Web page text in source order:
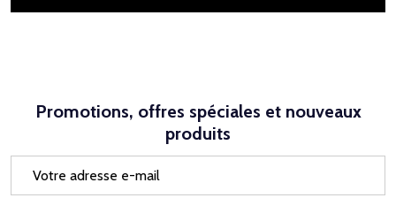
Promotions, offres spéciales et nouveaux
produits